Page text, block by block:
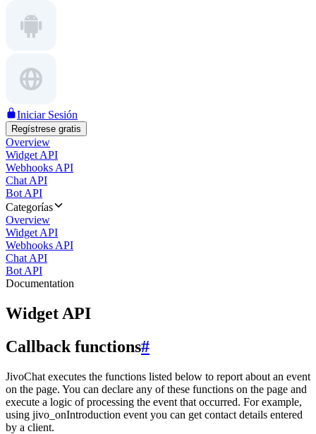
Iniciar Sesión
Regístrese gratis
Overview
Widget API
Webhooks API
Chat API
Bot API
Categorías
Overview
Widget API
Webhooks API
Chat API
Bot API
Documentation
Widget API
Callback functions#
JivoChat executes the functions listed below to report about an event
on the page. You can declare any of these functions on the page and
execute a logic of processing the event that occurred. For example,
using jivo_onIntroduction event you can get contact details entered
by a client.